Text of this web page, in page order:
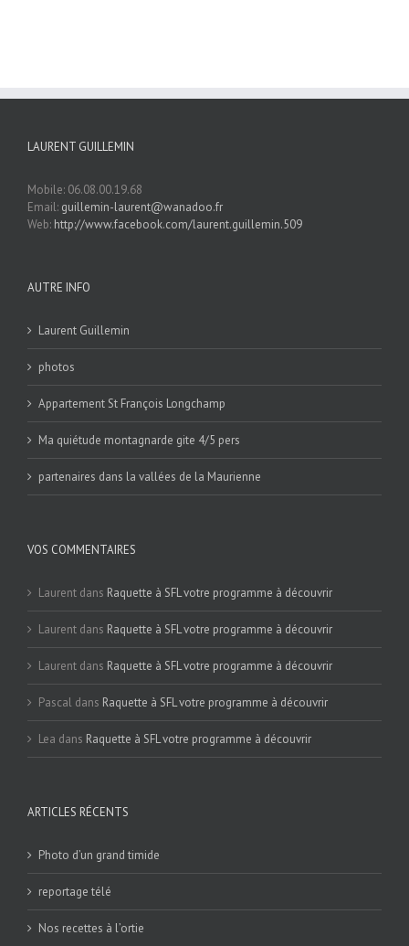
LAURENT GUILLEMIN
Mobile: 06.08.00.19.68
Email: guillemin-laurent@wanadoo.fr
Web: http://www.facebook.com/laurent.guillemin.509
AUTRE INFO
Laurent Guillemin
photos
Appartement St François Longchamp
Ma quiétude montagnarde gite 4/5 pers
partenaires dans la vallées de la Maurienne
VOS COMMENTAIRES
Laurent dans Raquette à SFL votre programme à découvrir
Laurent dans Raquette à SFL votre programme à découvrir
Laurent dans Raquette à SFL votre programme à découvrir
Pascal dans Raquette à SFL votre programme à découvrir
Lea dans Raquette à SFL votre programme à découvrir
ARTICLES RÉCENTS
Photo d’un grand timide
reportage télé
Nos recettes à l’ortie